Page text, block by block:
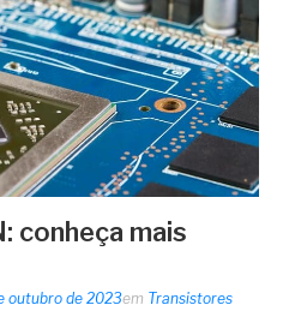
conheça mais
outubro de 2023em Transistores